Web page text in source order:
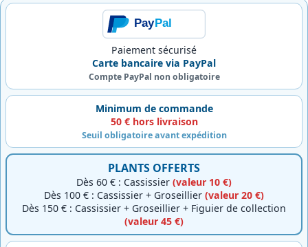
PayPal
Paiement sécurisé
Carte bancaire via PayPal
Compte PayPal non obligatoire
Minimum de commande
50 € hors livraison
Seuil obligatoire avant expédition
PLANTS OFFERTS
Dès 60 € : Cassissier (valeur 10 €)
Dès 100 € : Cassissier + Groseillier (valeur 20 €)
Dès 150 € : Cassissier + Groseillier + Figuier de collection
(valeur 45 €)